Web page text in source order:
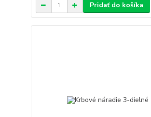
Pridať do košíka